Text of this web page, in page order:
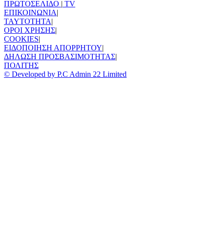
ΠΡΩΤΟΣΕΛΙΔΟ | TV
ΕΠΙΚΟΙΝΩΝΙΑ|
TAYTOTHTA|
ΟΡΟΙ ΧΡΗΣΗΣ|
COOKIES|
ΕΙΔΟΠΟΙΗΣΗ ΑΠΟΡΡΗΤΟΥ|
ΔΗΛΩΣΗ ΠΡΟΣΒΑΣΙΜΟΤΗΤΑΣ|
ΠΟΛΙΤΗΣ
© Developed by P.C Admin 22 Limited